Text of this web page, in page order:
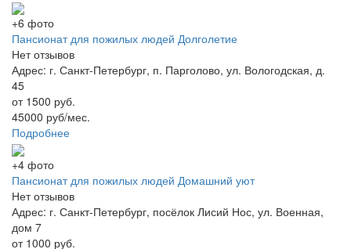
+6 фото
Пансионат для пожилых людей Долголетие
Нет отзывов
Адрес: г. Санкт-Петербург, п. Парголово, ул. Вологодская, д.
45
от 1500 руб.
45000 руб/мес.
Подробнее
+4 фото
Пансионат для пожилых людей Домашний уют
Нет отзывов
Адрес: г. Санкт-Петербург, посёлок Лисий Нос, ул. Военная,
дом 7
от 1000 руб.